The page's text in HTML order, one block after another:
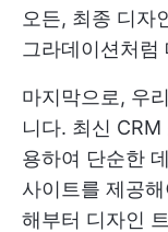
오든, 최종 디자
그라데이션처럼
마지막으로, 우
니다. 최신
용하여 단순한
사이트를 제공
해부터 디자인